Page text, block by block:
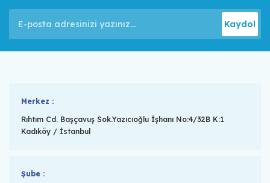
Kaydol
Merkez :
Rıhtım Cd. Başçavuş Sok.Yazıcıoğlu İşhanı No:4/32B K:1
Kadıköy / İstanbul
Şube :